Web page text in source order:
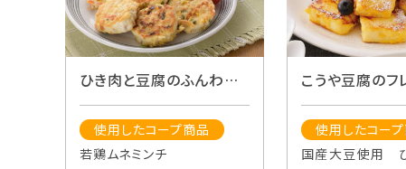
ひき肉と豆腐のふんわり
使用したコープ商品
若鶏ムネミンチ
こうや豆腐のフ
スト
使用したコー
国産大豆使用 ひ